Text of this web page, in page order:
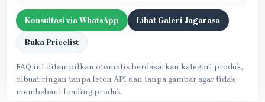
Konsultasi via WhatsApp Lihat Galeri Jagarasa
Buka Pricelist
FAQ ini ditampilkan otomatis berdasarkan kategori produk,
dibuat ringan tanpa fetch API dan tanpa gambar agar tidak
membebani loading produk.